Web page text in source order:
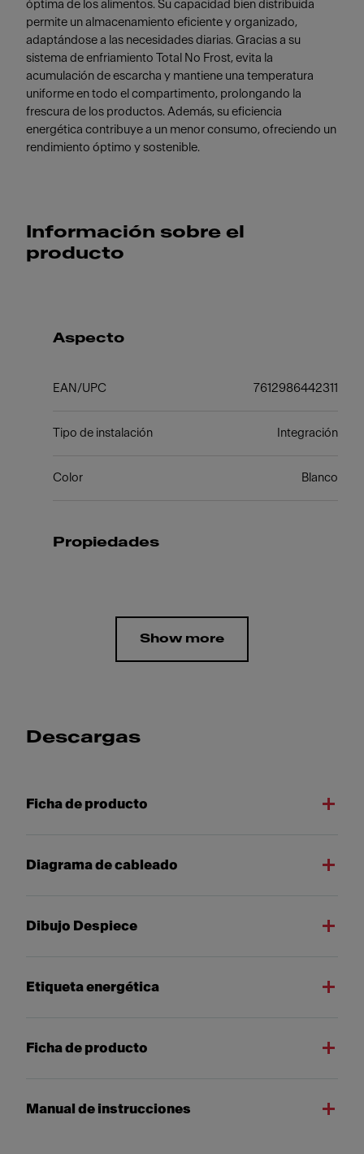
óptima de los alimentos. Su capacidad bien distribuida
permite un almacenamiento eficiente y organizado,
adaptándose a las necesidades diarias. Gracias a su
sistema de enfriamiento Total No Frost, evita la
acumulación de escarcha y mantiene una temperatura
uniforme en todo el compartimento, prolongando la
frescura de los productos. Además, su eficiencia
energética contribuye a un menor consumo, ofreciendo un
rendimiento óptimo y sostenible.
Información sobre el
producto
Aspecto
EAN/UPC 7612986442311
Tipo de instalación Integración
Color Blanco
Propiedades
Show more
Descargas
Ficha de producto
Diagrama de cableado
Dibujo Despiece
Etiqueta energética
Ficha de producto
Manual de instrucciones